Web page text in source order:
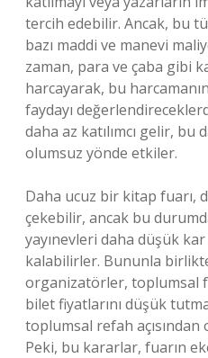
tercih edebilir. Ancak, bu
bazı maddi ve manevi
zaman, para ve çaba gibi
harcayarak, bu
faydayı
daha az katılımcı gelir, bu
olumsuz yönde etkiler.
Daha ucuz bir kitap fuarı,
çekebilir, ancak bu
yayınevleri daha düşük kar
kalabilirler. Bununla
organizatörler, toplumsal
bilet fiyatlarını düşük
toplumsal refah
Peki, bu kararlar, fuarın